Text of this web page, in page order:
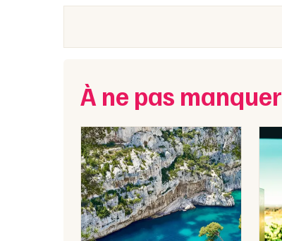
À ne pas manquer